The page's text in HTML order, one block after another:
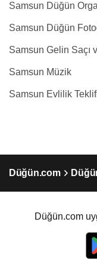
Samsun Düğün
Samsun Düğün
Samsun Gelin Saçı
Samsun Müzik
Samsun Evlilik
Düğün.com
Düğün.com